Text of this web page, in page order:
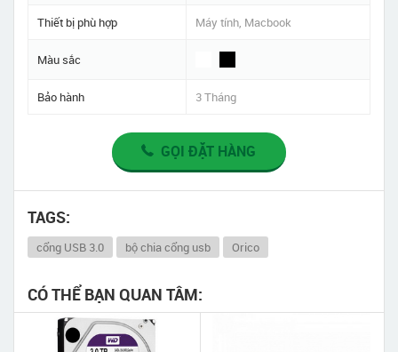
Thiết bị phù hợp Máy tính, Macbook
Màu sắc
Bảo hành 3 Tháng
GỌI ĐẶT HÀNG
TAGS:
cổng USB 3.0 bộ chia cổng usb Orico
CÓ THỂ BẠN QUAN TÂM: